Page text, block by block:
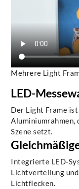
Mehrere Light
LED-
Der Light Frame
Szene setzt.
Integrierte LED-
Lichtverteilung
Lichtflecken.